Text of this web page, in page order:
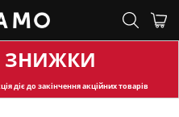
ЗНИЖКИ
діє до закінчення акційних товарів